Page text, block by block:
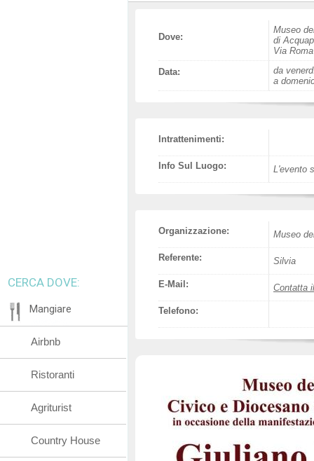
Dove:
Museo
di
Via
Data:
da
a
Intrattenimenti:
Info Sul Luogo: L'evento
Organizzazione: Museo
Referente: Silvia
E-Mail: Contatta
Telefono:
CERCA DOVE:
Mangiare
Airbnb
Ristoranti
Agriturist
Country House